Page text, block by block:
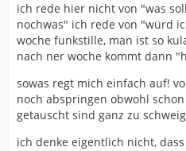
ich rede hier nicht von "was
nochwas" ich rede von "würd
woche funkstille, man ist so
nach ner woche kommt dann
sowas regt mich einfach auf!
noch abspringen obwohl
getauscht sind ganz zu
ich denke eigentlich nicht,